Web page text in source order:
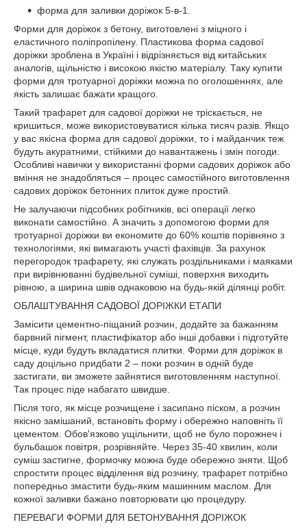
форма для заливки доріжок 5-в-1.
Форми для доріжок з бетону, виготовлені з міцного і
еластичного поліпропілену. Пластикова форма садової
доріжки зроблена в Україні і відрізняється від китайських
аналогів, щільністю і високою якістю матеріалу. Таку купити
форми для тротуарної доріжки можна по оголошеннях, але
якість залишає бажати кращого.
Такий трафарет для садової доріжки не тріскається, не
кришиться, може використовуватися кілька тисяч разів. Якщо
у вас якісна форма для садової доріжки, то і майданчик теж
будуть акуратними, стійкими до навантажень і змін погоди.
Особливі навички у використанні форми садових доріжок або
вміння не знадобляться – процес самостійного виготовлення
садових доріжок бетонних плиток дуже простий.
Не залучаючи підсобних робітників, всі операції легко
виконати самостійно. А значить з допомогою форми для
тротуарної доріжки ви економите до 60% коштів порівняно з
технологіями, які вимагають участі фахівців. За рахунок
перегородок трафарету, які служать роздільниками і маяками
при вирівнюванні будівельної суміші, поверхня виходить
рівною, а ширина швів однаковою на будь-якій ділянці робіт.
ОБЛАШТУВАННЯ САДОВОЇ ДОРІЖКИ ЕТАПИ
Замісити цементно-піщаний розчин, додайте за бажанням
барвний пігмент, пластифікатор або інші добавки і підготуйте
місце, куди будуть вкладатися плитки. Форми для доріжок в
саду доцільно придбати 2 – поки розчин в одній буде
застигати, ви зможете зайнятися виготовленням наступної.
Так процес піде набагато швидше.
Після того, як місце розчищене і засипано піском, а розчин
якісно замішаний, встановіть форму і обережно наповніть її
цементом. Обов'язково ущільнити, щоб не було порожнеч і
бульбашок повітря, розрівняйте. Через 35-40 хвилин, коли
суміш застигне, формочку можна буде обережно зняти. Щоб
спростити процес відділення від розчину, трафарет потрібно
попередньо змастити будь-яким машинним маслом. Для
кожної заливки бажано повторювати цю процедуру.
ПЕРЕВАГИ ФОРМИ ДЛЯ БЕТОНУВАННЯ ДОРІЖОК